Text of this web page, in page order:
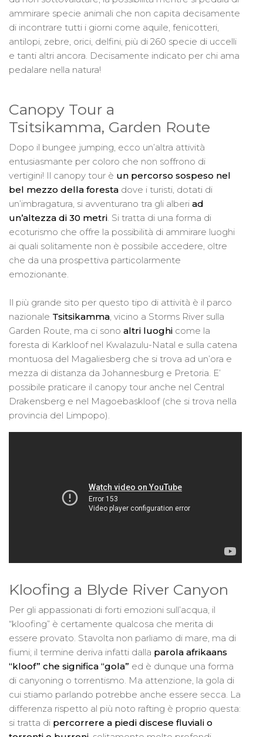
ammirare specie animali che non capita decisamente
di incontrare tutti i giorni come aquile, fenicotteri,
antilopi, zebre, orici, delfini, più di 260 specie di uccelli
e tanti altri ancora. Decisamente indicato per chi ama
pedalare nella natura!
Canopy Tour a
Tsitsikamma, Garden Route
Dopo il bungee jumping, ecco un’altra attività
entusiasmante per coloro che non soffrono di
vertigini! Il canopy tour è un percorso sospeso nel
bel mezzo della foresta dove i turisti, dotati di
un’imbragatura, si avventurano tra gli alberi ad
un’altezza di 30 metri. Si tratta di una forma di
ecoturismo che offre la possibilità di ammirare luoghi
ai quali solitamente non è possibile accedere, oltre
che da una prospettiva particolarmente
emozionante.
Il più grande sito per questo tipo di attività è il parco
nazionale Tsitsikamma, vicino a Storms River sulla
Garden Route, ma ci sono altri luoghi come la
foresta di Karkloof nel Kwalazulu-Natal e sulla catena
montuosa del Magaliesberg che si trova ad un’ora e
mezza di distanza da Johannesburg e Pretoria. E’
possibile praticare il canopy tour anche nel Central
Drakensberg e nel Magoebaskloof (che si trova nella
provincia del Limpopo).
Kloofing a Blyde River Canyon
Per gli appassionati di forti emozioni sull’acqua, il
“kloofing” è certamente qualcosa che merita di
essere provato. Stavolta non parliamo di mare, ma di
fiumi; il termine deriva infatti dalla parola afrikaans
“kloof” che significa “gola” ed è dunque una forma
di canyoning o torrentismo. Ma attenzione, la gola di
cui stiamo parlando potrebbe anche essere secca. La
differenza rispetto al più noto rafting è proprio questa:
si tratta di percorrere a piedi discese fluviali o